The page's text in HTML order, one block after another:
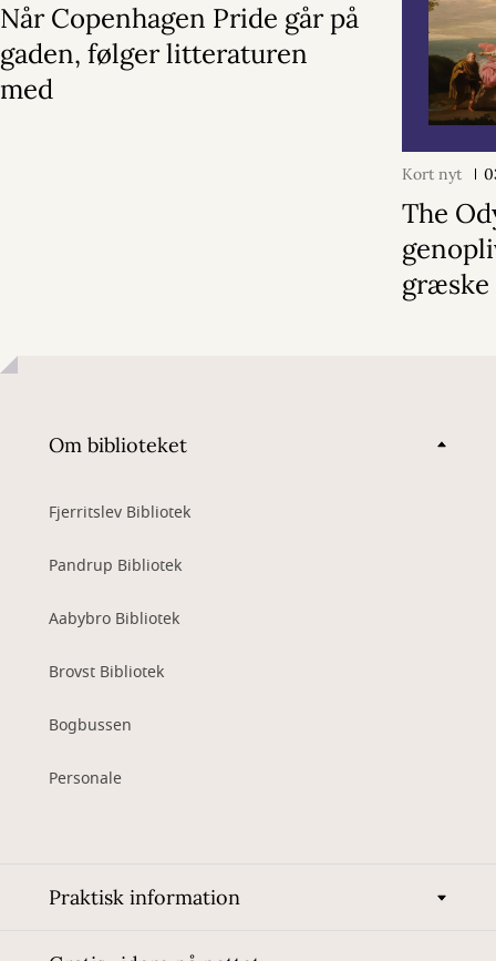
Når Copenhagen Pride går på
gaden, følger litteraturen
med
Kort nyt
The
Om biblioteket
Fjerritslev Bibliotek
Pandrup Bibliotek
Aabybro Bibliotek
Brovst Bibliotek
Bogbussen
Personale
Praktisk information